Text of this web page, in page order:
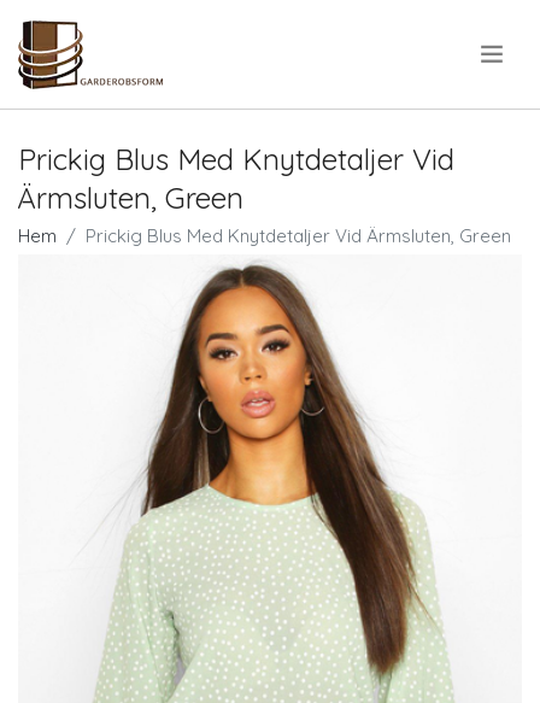
Prickig Blus Med Knytdetaljer Vid
Ärmsluten, Green
Hem Prickig Blus Med Knytdetaljer Vid Ärmsluten, Green